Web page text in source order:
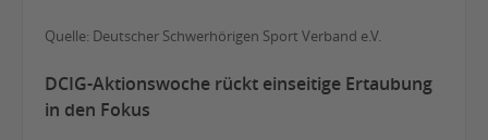
Quelle: Deutscher Schwerhörigen Sport Verband e.V.
DCIG-Aktionswoche rückt einseitige Ertaubung
in den Fokus